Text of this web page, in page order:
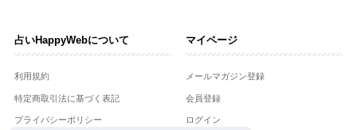
占いHappyWebについて
利用規約
特定商取引法に基づく表記
プライバシーポリシー
マイページ
メールマガジン登録
会員登録
ログイン